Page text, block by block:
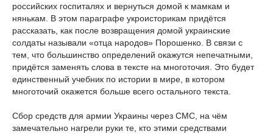
российских госпиталях и вернуться домой к мамкам и
нянькам. В этом параграфе укроисторикам придётся
рассказать, как после возвращения домой украинские
солдаты называли «отца народов» Порошенко. В связи с
тем, что большинство определений окажутся непечатными,
придётся заменять слова в тексте на многоточия. Это будет
единственный учебник по истории в мире, в котором
многоточий окажется больше всего остального текста.
Сбор средств для армии Украины через СМС, на чём
замечательно нагрели руки те, кто этими средствами